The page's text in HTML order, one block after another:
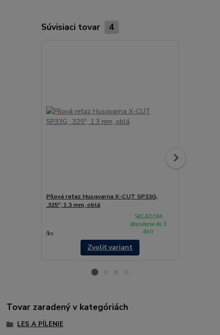
Súvisiaci tovar 4
Pílová reťaz Husqvarna X-CUT SP33G,
.325", 1.3 mm, oblá
/ks
SKLADOM
(doručenie do 3
dní)
Zvoliť variant
Tovar zaradený v kategóriách
LES A PÍLENIE